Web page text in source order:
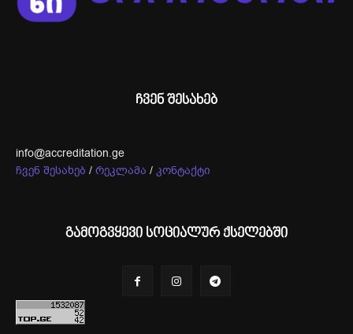
ჩვენ შესახებ
info@accreditation.ge
ჩვენ შესახებ / რეკლამა / კონტაქტი
გამოგვყევი სოციალურ ქსელებში